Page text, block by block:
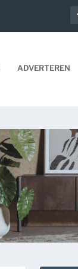
ADVERTEREN